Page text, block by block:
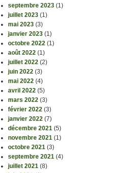
septembre 2023 (1)
juillet 2023 (1)
mai 2023 (3)
janvier 2023 (1)
octobre 2022 (1)
août 2022 (1)
juillet 2022 (2)
juin 2022 (3)
mai 2022 (4)
avril 2022 (5)
mars 2022 (3)
février 2022 (3)
janvier 2022 (7)
décembre 2021 (5)
novembre 2021 (1)
octobre 2021 (3)
septembre 2021 (4)
juillet 2021 (8)